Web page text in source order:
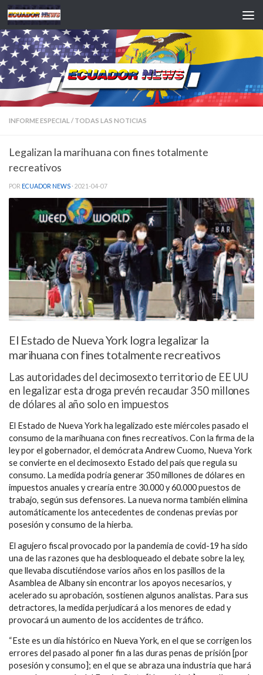
Saltar al contenido
INFORME ESPECIAL / TODAS LAS NOTICIAS
Legalizan la marihuana con fines totalmente
recreativos
POR ECUADOR NEWS · 2021-04-07
El Estado de Nueva York logra legalizar la
marihuana con fines totalmente recreativos
Las autoridades del decimosexto territorio de EE UU
en legalizar esta droga prevén recaudar 350 millones
de dólares al año solo en impuestos
El Estado de Nueva York ha legalizado este miércoles pasado el
consumo de la marihuana con fines recreativos. Con la firma de la
ley por el gobernador, el demócrata Andrew Cuomo, Nueva York
se convierte en el decimosexto Estado del país que regula su
consumo. La medida podría generar 350 millones de dólares en
impuestos anuales y crearía entre 30.000 y 60.000 puestos de
trabajo, según sus defensores. La nueva norma también elimina
automáticamente los antecedentes de condenas previas por
posesión y consumo de la hierba.
El agujero fiscal provocado por la pandemia de covid-19 ha sido
una de las razones que ha desbloqueado el debate sobre la ley,
que llevaba discutiéndose varios años en los pasillos de la
Asamblea de Albany sin encontrar los apoyos necesarios, y
acelerado su aprobación, sostienen algunos analistas. Para sus
detractores, la medida perjudicará a los menores de edad y
provocará un aumento de los accidentes de tráfico.
“Este es un día histórico en Nueva York, en el que se corrigen los
errores del pasado al poner fin a las duras penas de prisión [por
posesión y consumo]; en el que se abraza una industria que hará